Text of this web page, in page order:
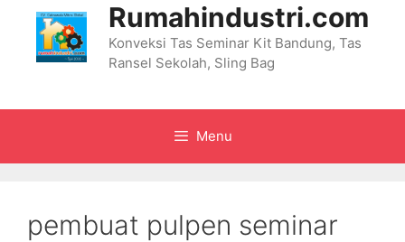
Rumahindustri.com
Konveksi Tas Seminar Kit Bandung, Tas
Ransel Sekolah, Sling Bag
Menu
pembuat pulpen seminar